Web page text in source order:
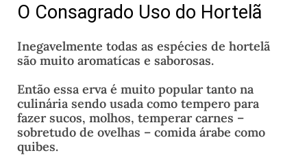
O Consagrado Uso do Hortelã
Inegavelmente todas as espécies de hortelã
são muito aromatícas e saborosas.
Então essa erva é muito popular tanto na
culinária sendo usada como tempero para
fazer sucos, molhos, temperar carnes –
sobretudo de ovelhas – comida árabe como
quibes.